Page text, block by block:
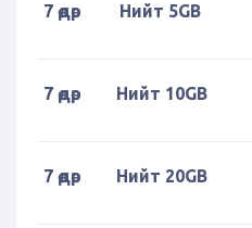
7 өдөр Нийт 5GB
7 өдөр Нийт 10GB
7 өдөр Нийт 20GB